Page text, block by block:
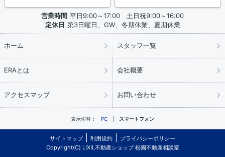
営業時間 平日9:00～17:00 土日祝9:00～16:00
定休日 第3日曜日、GW、冬期休業、夏期休業
ホーム スタッフ一覧
ERAとは 会社概要
アクセスマップ お問い合わせ
表示切替： PC スマートフォン
サイトマップ 利用規約
プライバシーポリシー
Copyright(C) LIXIL不動産ショップ 松園不動産相談室